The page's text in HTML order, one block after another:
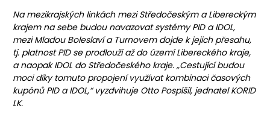
Na mezikrajských linkách mezi Středočeským a Libereckým
krajem na sebe budou navazovat systémy PID a IDOL,
mezi Mladou Boleslaví a Turnovem dojde k jejich přesahu,
tj. platnost PID se prodlouží až do území Libereckého kraje,
a naopak IDOL do Středočeského kraje. „Cestující budou
moci díky tomuto propojení využívat kombinaci časových
kupónů PID a IDOL,“ vyzdvihuje Otto Pospíšil, jednatel KORID
LK.